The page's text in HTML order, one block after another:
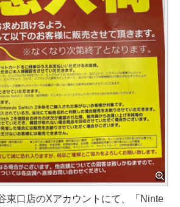
東口店のXアカウントにて、「Ninte